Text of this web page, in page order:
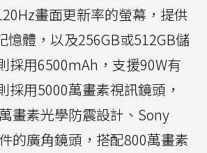
畫面更新率的螢幕，提供
憶體，以及256GB或512GB儲
採用6500mAh，支援90W有
採用5000萬畫素視訊鏡頭，
畫素光學防震設計、Sony
的廣角鏡頭，搭配800萬畫素